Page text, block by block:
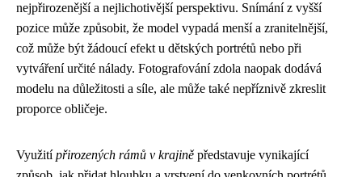
nejpřirozenější a nejlichotivější perspektivu. Snímání z vyšší
pozice může způsobit, že model vypadá menší a zranitelnější,
což může být žádoucí efekt u dětských portrétů nebo při
vytváření určité nálady. Fotografování zdola naopak dodává
modelu na důležitosti a síle, ale může také nepříznivě zkreslit
proporce obličeje.
Využití přirozených rámů v krajině představuje vynikající